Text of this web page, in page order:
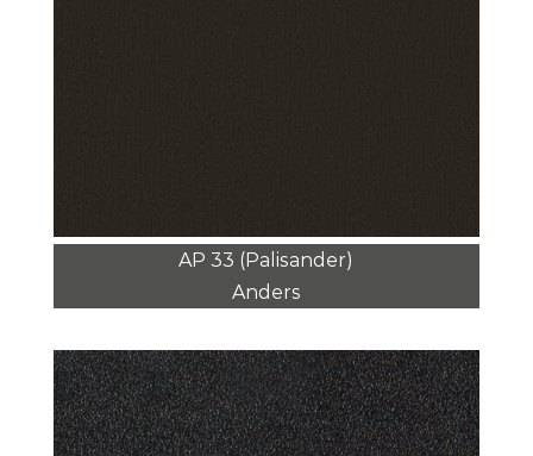
AP 33 (Palisander)
Anders